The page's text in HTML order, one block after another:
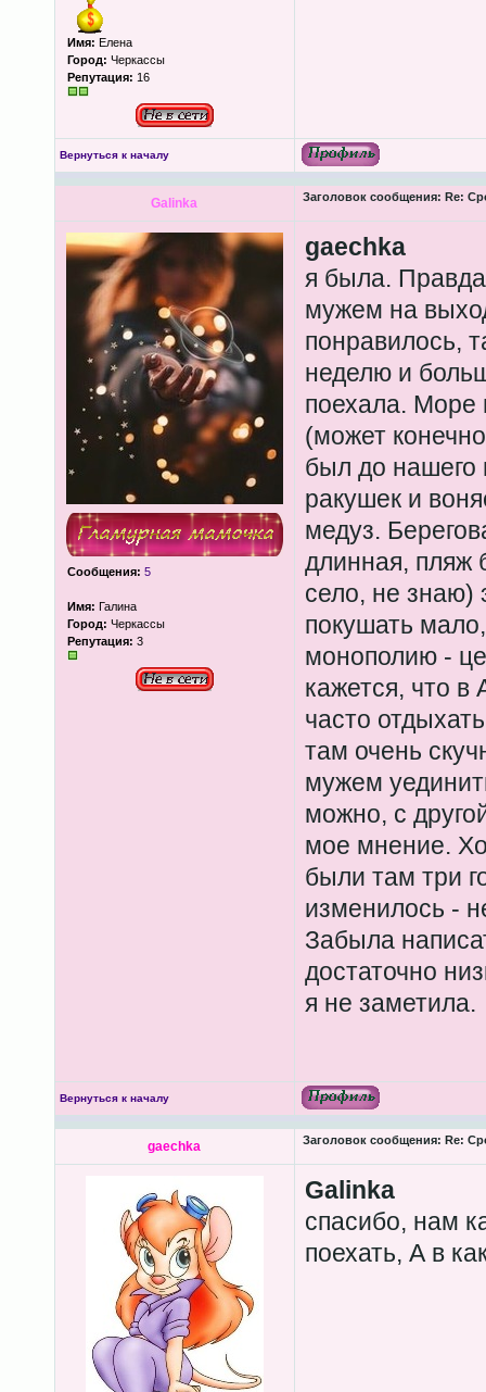
Имя: Елена
Город: Черкассы
Репутация: 16
Вернуться к началу
Galinka Заголовок сообщения: Re:
Сообщения: 5
Имя: Галина
Город: Черкассы
Репутация: 3
gaechka
я была.
мужем на
понравилось,
неделю и
поехала. Море
(может
был до нашего
ракушек и
медуз.
длинная, пляж
село, не знаю)
покушать
монополию -
кажется, что
часто
там очень
мужем
можно, с
мое мнение.
были там три
изменилось -
Забыла
достаточно
я не заметила.
Вернуться к началу
gaechka Заголовок сообщения: Re:
Galinka
спасибо, нам
поехать, А в